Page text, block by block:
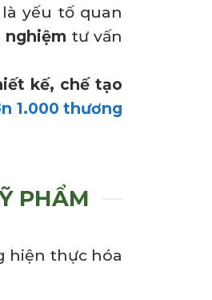
yếu tố quan
tư vấn
kế, chế tạo
1.000 thương
PHẨM
hiện thực hóa